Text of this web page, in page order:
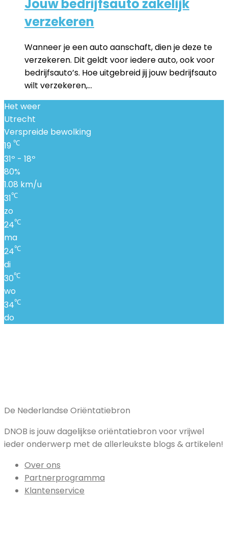
Jouw bedrijfsauto zakelijk
verzekeren
Wanneer je een auto aanschaft, dien je deze te
verzekeren. Dit geldt voor iedere auto, ook voor
bedrijfsauto’s. Hoe uitgebreid jij jouw bedrijfsauto
wilt verzekeren,…
Het weer
Utrecht
Verspreide bewolking
19 ℃
31º - 18º
80%
1.08 km/u
31℃
zo
24℃
ma
24℃
di
30℃
wo
34℃
do
De Nederlandse Oriëntatiebron
DNOB is jouw dagelijkse oriëntatiebron voor vrijwel
ieder onderwerp met de allerleukste blogs & artikelen!
Over ons
Partnerprogramma
Klantenservice